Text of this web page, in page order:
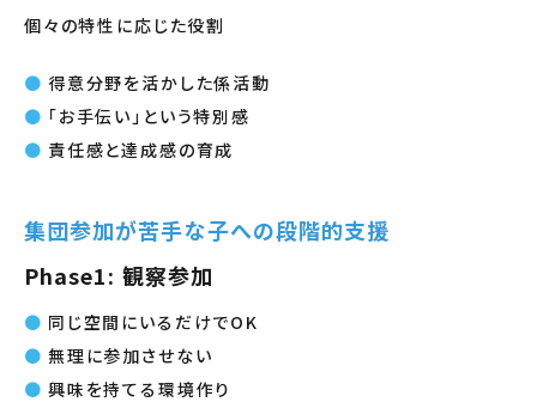
個々の特性に応じた役割
得意分野を活かした係活動
「お手伝い」という特別感
責任感と達成感の育成
集団参加が苦手な子への段階的支援
Phase1: 観察参加
同じ空間にいるだけでOK
無理に参加させない
興味を持てる環境作り